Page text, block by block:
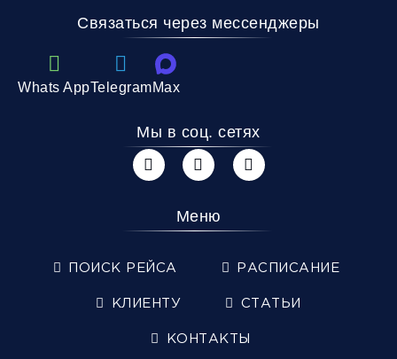
Связаться через мессенджеры
Whats AppTelegramMax
Мы в соц. сетях
Меню
ПОИСК РЕЙСА РАСПИСАНИЕ
КЛИЕНТУ СТАТЬИ
КОНТАКТЫ